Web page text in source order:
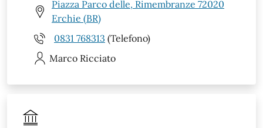
Piazza Parco delle, Rimembranze 72020
Erchie (BR)
0831 768313 (Telefono)
Marco Ricciato